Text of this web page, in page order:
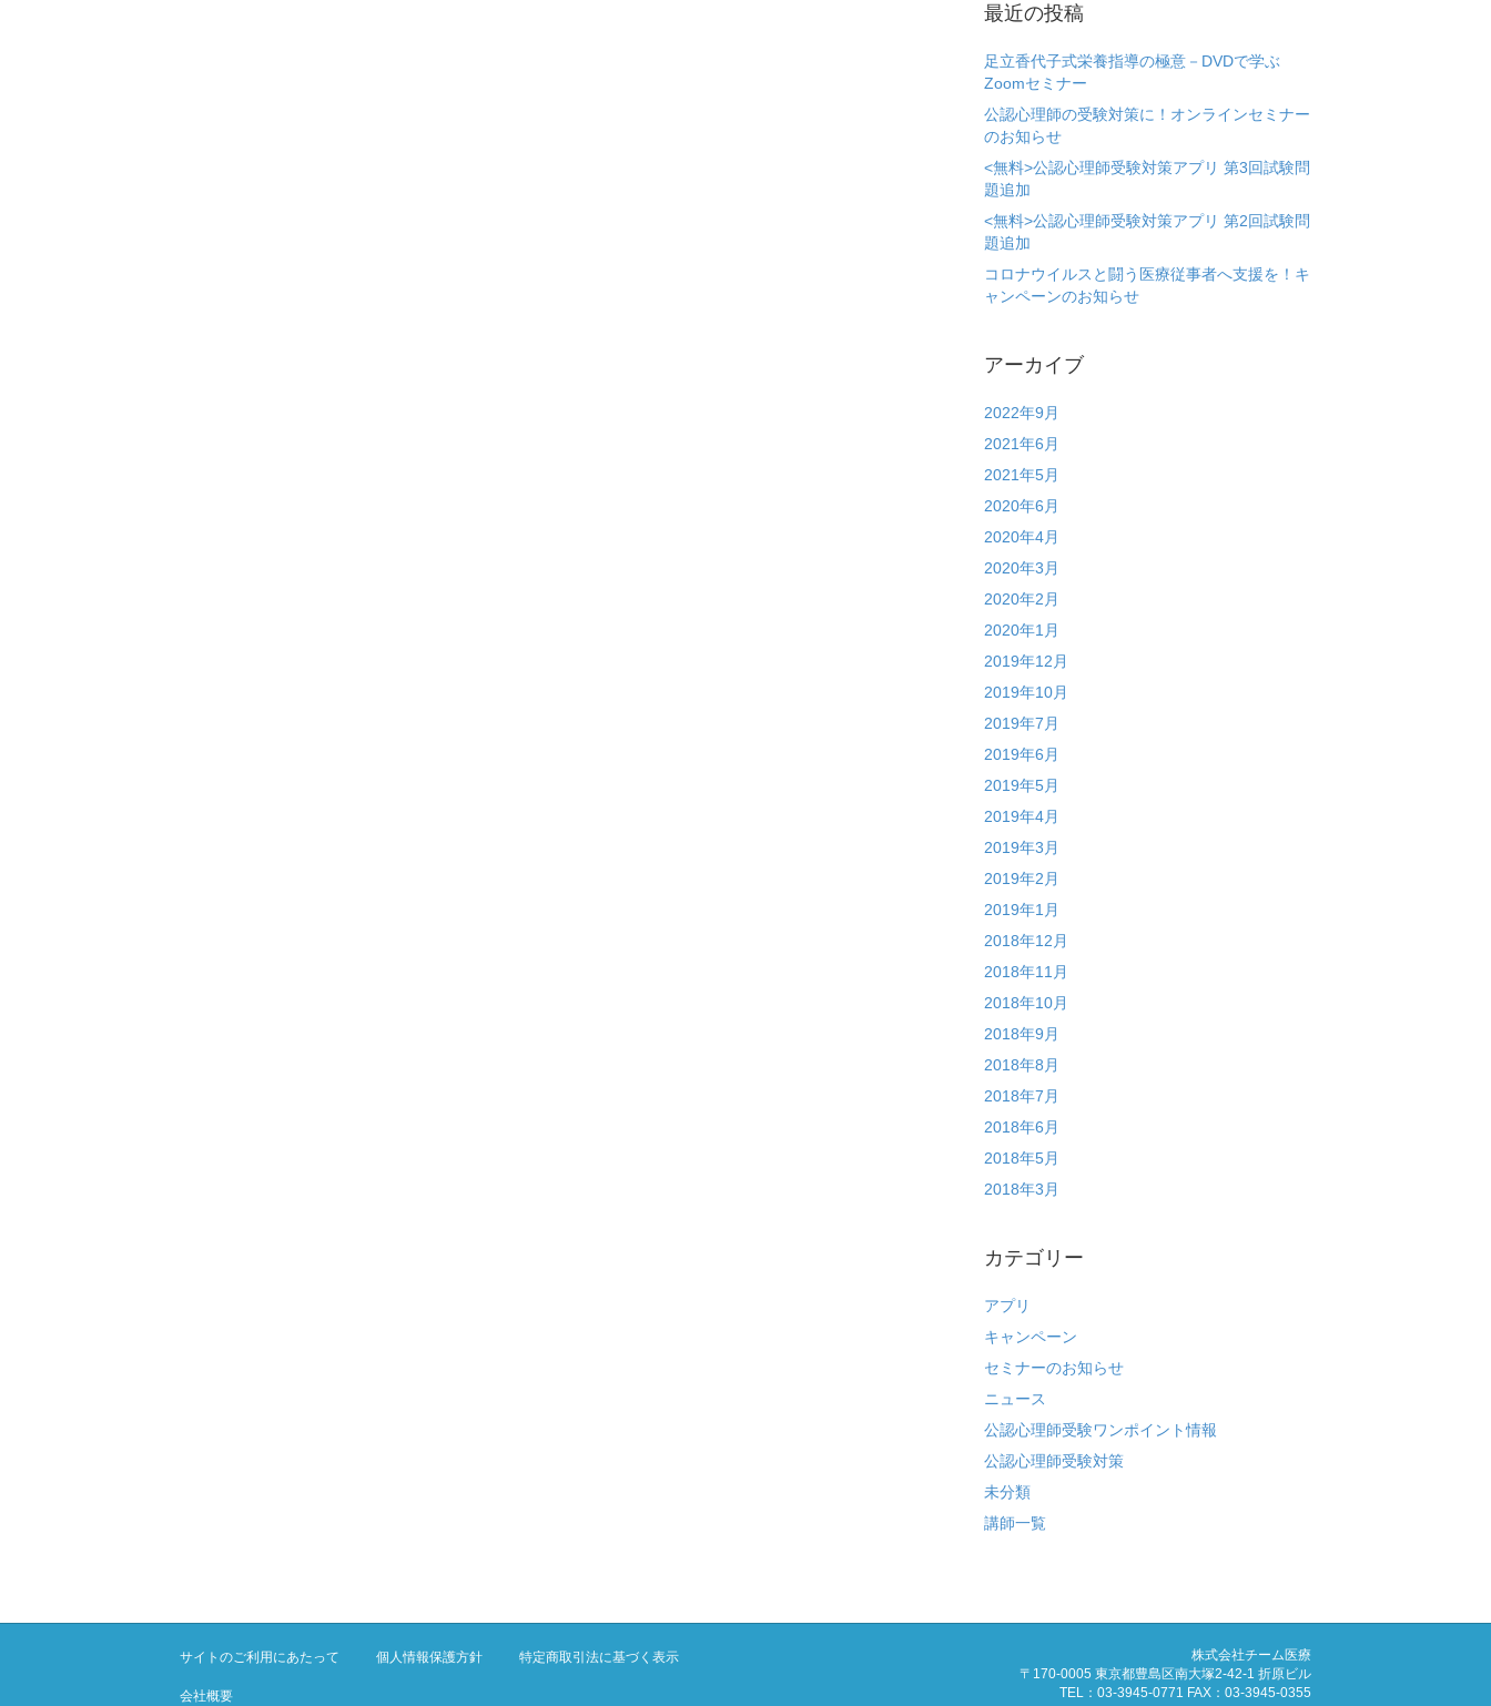
最近の投稿
足立香代子式栄養指導の極意－DVDで学ぶ
Zoomセミナー
公認心理師の受験対策に！オンラインセミナー
のお知らせ
<無料>公認心理師受験対策アプリ 第3回試験問
題追加
<無料>公認心理師受験対策アプリ 第2回試験問
題追加
コロナウイルスと闘う医療従事者へ支援を！キ
ャンペーンのお知らせ
アーカイブ
2022年9月
2021年6月
2021年5月
2020年6月
2020年4月
2020年3月
2020年2月
2020年1月
2019年12月
2019年10月
2019年7月
2019年6月
2019年5月
2019年4月
2019年3月
2019年2月
2019年1月
2018年12月
2018年11月
2018年10月
2018年9月
2018年8月
2018年7月
2018年6月
2018年5月
2018年3月
カテゴリー
アプリ
キャンペーン
セミナーのお知らせ
ニュース
公認心理師受験ワンポイント情報
公認心理師受験対策
未分類
講師一覧
サイトのご利用にあたって 個人情報保護方針 特定商取引法に基づく表示
会社概要
株式会社チーム医療
〒170-0005 東京都豊島区南大塚2-42-1 折原ビル
TEL：03-3945-0771 FAX：03-3945-0355